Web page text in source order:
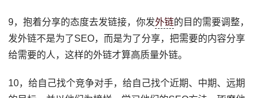
9，抱着分享的态度去发链接，你发外链的目的需要调整，
发外链不是为了SEO，而是为了分享，把需要的内容分享
给需要的人，这样的外链才算高质量外链。
10，给自己找个竞争对手，给自己找个近期、中期、远期